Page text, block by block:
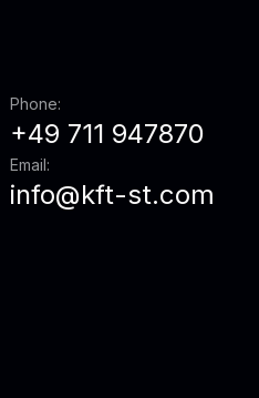
Phone:
+49 711 947870
Email:
info@kft-st.com